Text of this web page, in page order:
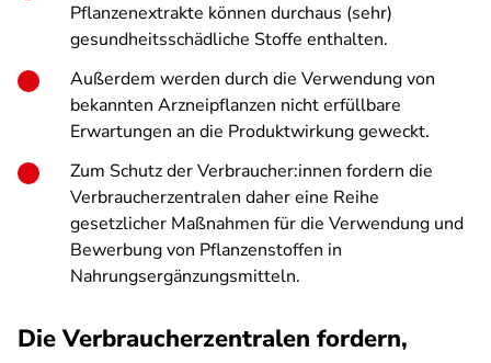
Pflanzenextrakte können durchaus (sehr)
gesundheitsschädliche Stoffe enthalten.
Außerdem werden durch die Verwendung von
bekannten Arzneipflanzen nicht erfüllbare
Erwartungen an die Produktwirkung geweckt.
Zum Schutz der Verbraucher:innen fordern die
Verbraucherzentralen daher eine Reihe
gesetzlicher Maßnahmen für die Verwendung und
Bewerbung von Pflanzenstoffen in
Nahrungsergänzungsmitteln.
Die Verbraucherzentralen fordern,